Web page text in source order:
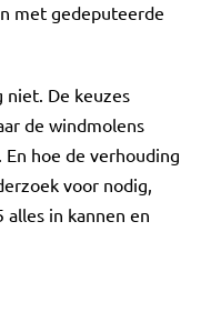
met gedeputeerde
niet. De keuzes
de windmolens
hoe de verhouding
voor nodig,
alles in kannen en